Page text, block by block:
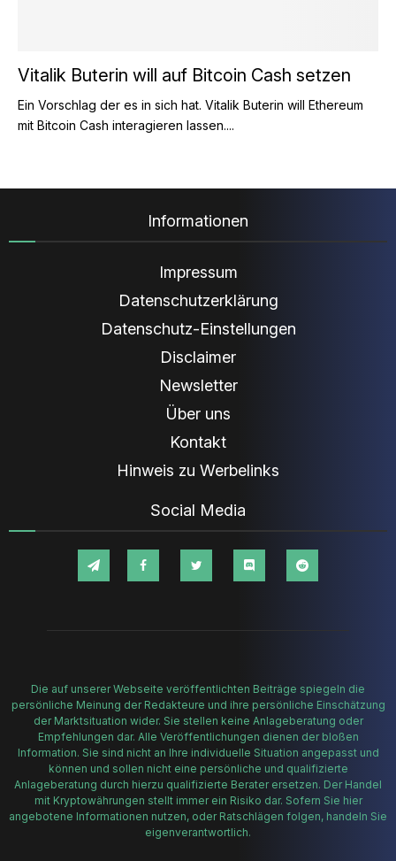
Vitalik Buterin will auf Bitcoin Cash setzen
Ein Vorschlag der es in sich hat. Vitalik Buterin will Ethereum
mit Bitcoin Cash interagieren lassen....
Informationen
Impressum
Datenschutzerklärung
Datenschutz-Einstellungen
Disclaimer
Newsletter
Über uns
Kontakt
Hinweis zu Werbelinks
Social Media
Die auf unserer Webseite veröffentlichten Beiträge spiegeln die
persönliche Meinung der Redakteure und ihre persönliche Einschätzung
der Marktsituation wider. Sie stellen keine Anlageberatung oder
Empfehlungen dar. Alle Veröffentlichungen dienen der bloßen
Information. Sie sind nicht an Ihre individuelle Situation angepasst und
können und sollen nicht eine persönliche und qualifizierte
Anlageberatung durch hierzu qualifizierte Berater ersetzen. Der Handel
mit Kryptowährungen stellt immer ein Risiko dar. Sofern Sie hier
angebotene Informationen nutzen, oder Ratschlägen folgen, handeln Sie
eigenverantwortlich.